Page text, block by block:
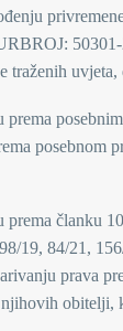
posebnom
članku
19, 84/21,
prava
obitelji,